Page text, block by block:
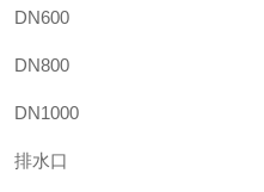
DN600
DN800
DN1000
排水口